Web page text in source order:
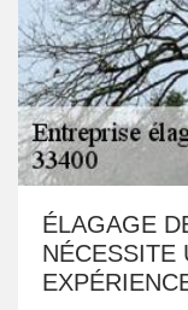
ÉLAGAGE
NÉCESSITE